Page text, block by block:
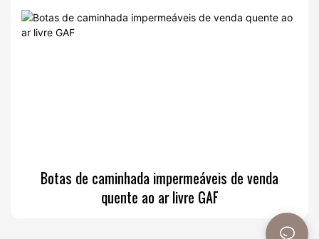
Botas de caminhada impermeáveis ​​de venda
quente ao ar livre GAF